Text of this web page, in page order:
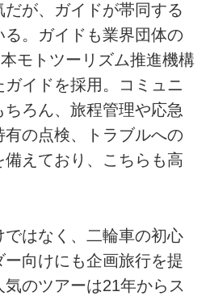
が、ガイドが帯同する
。ガイドも業界団体の
モトツーリズム推進機構
イドを採用。コミュニ
ろん、旅程管理や応急
の点検、トラブルへの
えており、こちらも高
はなく、二輪車の初心
向けにも企画旅行を提
のツアーは21年からス